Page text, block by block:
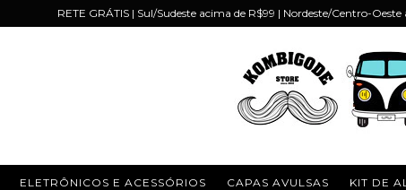
RETE GRÁTIS | Sul/Sudeste acima de R$99 | Nordeste/Centro-
ELETRÔNICOS E ACESSÓRIOS CAPAS AVULSAS KIT DE